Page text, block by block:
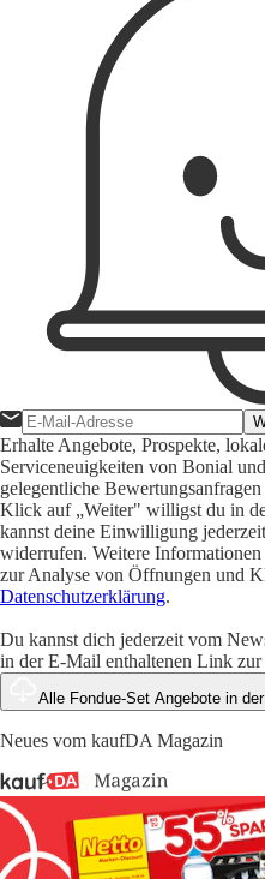
Erhalte Angebote, Prospekte,
Serviceneuigkeiten von Bonial
gelegentliche
Klick auf „Weiter" willigst du in
kannst deine Einwilligung
widerrufen. Weitere
zur Analyse von Öffnungen und
Datenschutzerklärung.
Du kannst dich jederzeit vom
in der E-Mail enthaltenen Link
Alle Fondue-Set Angebote in
Neues vom kaufDA Magazin